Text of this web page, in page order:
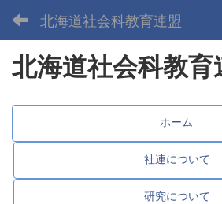
北海道社会科教育連盟
北海道社会科教育
ホーム
社連について
研究について